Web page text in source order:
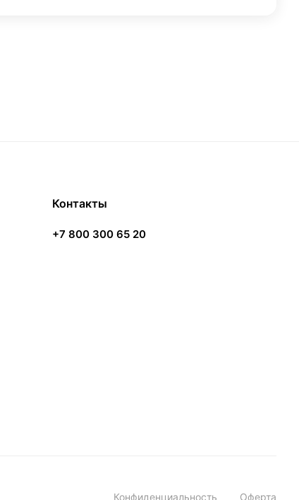
Контакты
+7 800 300 65 20
Конфиденциальность Оферта